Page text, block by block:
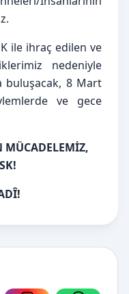
ile ihraç edilen ve
nedeniyle
buluşacak, 8 Mart
ve gece
MÜCADELEMİZ,